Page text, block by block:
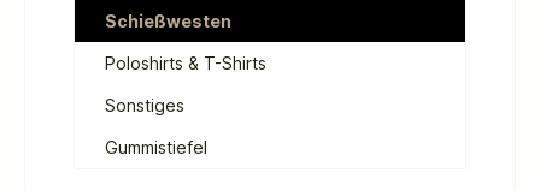
Schießwesten
Poloshirts & T-Shirts
Sonstiges
Gummistiefel